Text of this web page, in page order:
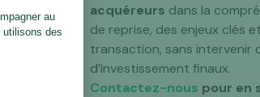
acquéreurs dans la
de reprise, des enjeux clés
transaction, sans intervenir
d’investissement finaux.
Contactez-nous pour en